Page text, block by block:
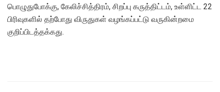
பொழுதுபோக்கு, கேலிச்சித்திரம், சிறப்பு கருத்திட்டம், உள்ளிட்ட 22
பிரிவுகளில் தற்போது விருதுகள் வழங்கப்பட்டு வருகின்றமை
குறிப்பிடத்தக்கது.